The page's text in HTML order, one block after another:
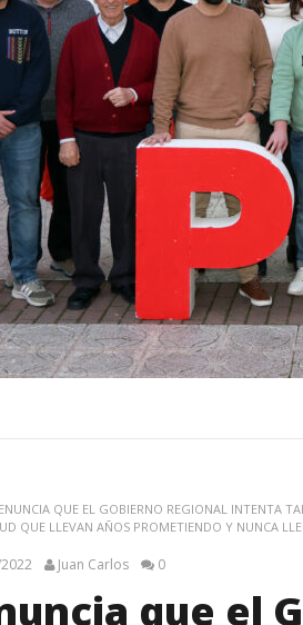
QUE EL GOBIERNO REGIONAL INTENTA
QUE LLEVAN AÑOS PROMETIENDO Y NUNCA
Juan Carlos 0
que el